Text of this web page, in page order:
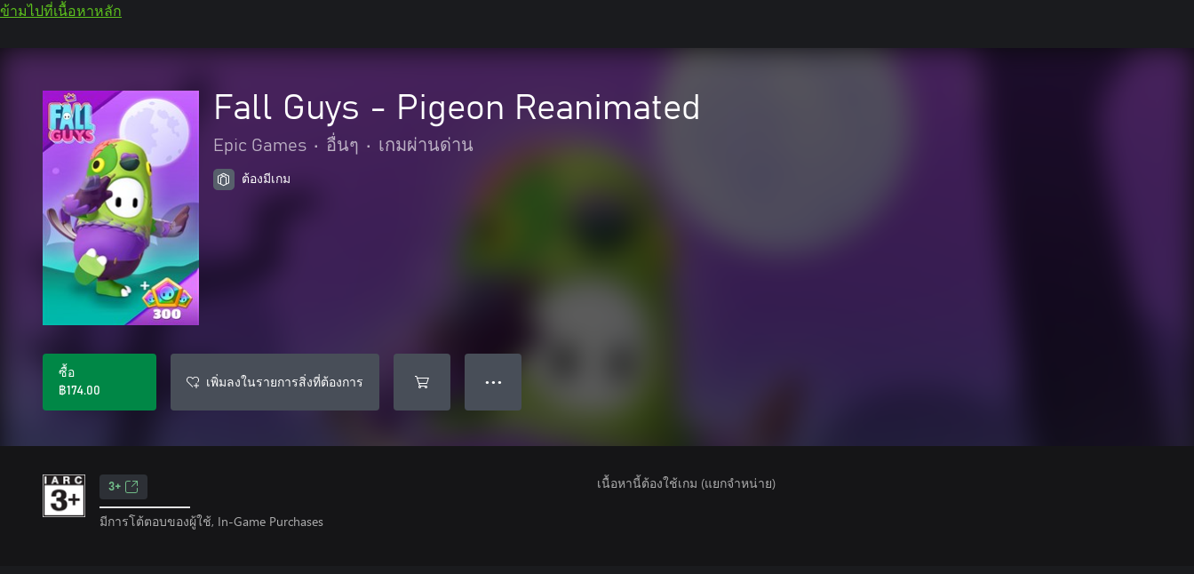
ข้ามไปที่เนื้อหาหลัก
Fall Guys - Pigeon Reanimated
Epic Games • อื่นๆ • เกมผ่านด่าน
ต้องมีเกม
ซื้อ
฿174.00
เพิ่มลงในรายการสิ่งที่ต้องการ ● ● ●
3+
มีการโต้ตอบของผู้ใช้, In-Game Purchases
เนื้อหานี้ต้องใช้เกม (แยกจำหน่าย)